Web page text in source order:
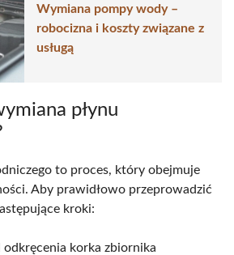
Wymiana pompy wody –
robocizna i koszty związane z
usługą
płynu
to proces, który obejmuje
Aby prawidłowo przeprowadzić
kroki:
odkręcenia korka zbiornika